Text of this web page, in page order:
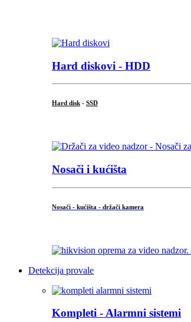
Hard diskovi - HDD
Hard disk - SSD
Nosači i kućišta
Nosači - kućišta - držači kamera
Detekcija provale
Kompleti - Alarmni sistemi